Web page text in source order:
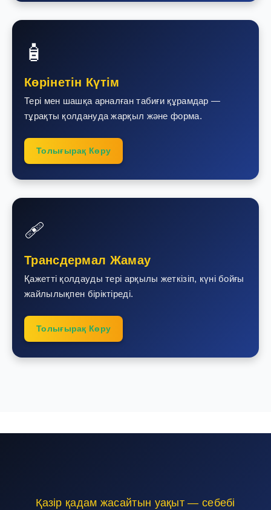
🧴
Көрінетін Күтім
Тері мен шашқа арналған табиғи құрамдар —
тұрақты қолдануда жарқыл және форма.
Толығырақ Көру
🩹
Трансдермал Жамау
Қажетті қолдауды тері арқылы жеткізіп, күні бойғы
жайлылықпен біріктіреді.
Толығырақ Көру
Қазір қадам жасайтын уақыт — себебі